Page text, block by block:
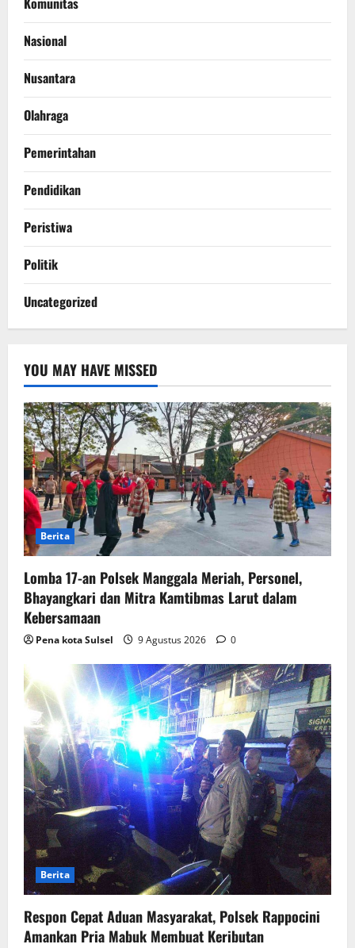
Nasional
Nusantara
Olahraga
Pemerintahan
Pendidikan
Peristiwa
Politik
Uncategorized
YOU MAY HAVE MISSED
Berita
Lomba 17-an Polsek Manggala Meriah, Personel,
Bhayangkari dan Mitra Kamtibmas Larut dalam
Kebersamaan
Pena kota Sulsel 9 Agustus 2026 0
Berita
Respon Cepat Aduan Masyarakat, Polsek Rappocini
Amankan Pria Mabuk Membuat Keributan